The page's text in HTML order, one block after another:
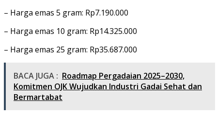
– Harga emas 5 gram: Rp7.190.000
– Harga emas 10 gram: Rp14.325.000
– Harga emas 25 gram: Rp35.687.000
BACA JUGA : Roadmap Pergadaian 2025–2030,
Komitmen OJK Wujudkan Industri Gadai Sehat dan
Bermartabat